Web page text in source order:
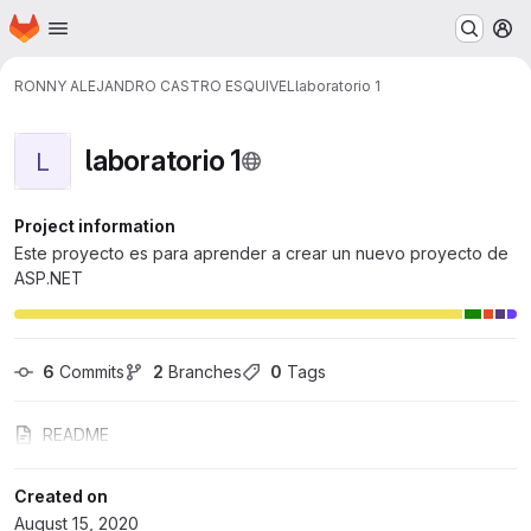
Skip to main content
Homepage
RONNY ALEJANDRO CASTRO ESQUIVEL laboratorio 1
L laboratorio 1
Project information
Este proyecto es para aprender a crear un nuevo proyecto de
ASP.NET
6 Commits 2 Branches 0 Tags
README
Created on
August 15, 2020